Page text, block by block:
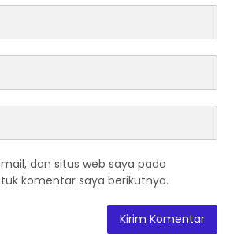
dan situs web saya pada
komentar saya berikutnya.